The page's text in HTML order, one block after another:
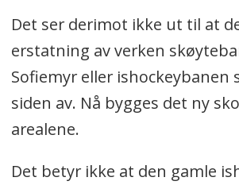
Det ser derimot ikke ut til at
erstatning av verken
Sofiemyr eller ishockeybanen
siden av. Nå bygges det ny
arealene.
Det betyr ikke at den gamle